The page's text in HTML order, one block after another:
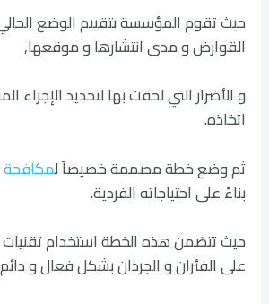
حيث تقوم المؤسسة بتقييم الوضع
القوارض و مدى انتشارها و موقعها,
و الأضرار التي لحقت بها لتحديد الإجراء
اتخاذه.
ثم وضع خطة مصممة خصيصاً لمكافحة
بناءً على احتياجاته الفردية.
حيث تتضمن هذه الخطة استخدام
على الفئران و الجرذان بشكل فعال و